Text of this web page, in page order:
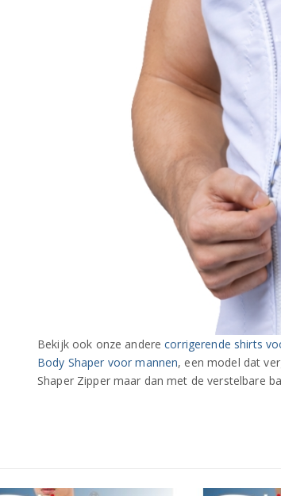
Bekijk ook onze anderecorrigerende shirts
Body Shaper voor mannen, een model dat
Shaper Zipper maar dan met de verstelbare